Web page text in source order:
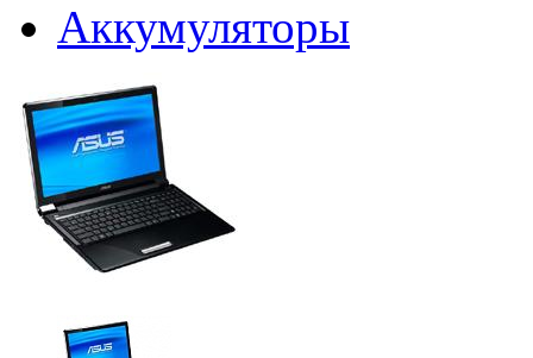
Аккумуляторы